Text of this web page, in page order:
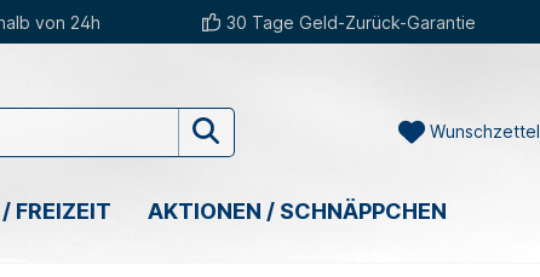
von 24h 30 Tage Geld-Zurück-Garantie
Wunschzettel
FREIZEIT AKTIONEN / SCHNÄPPCHEN